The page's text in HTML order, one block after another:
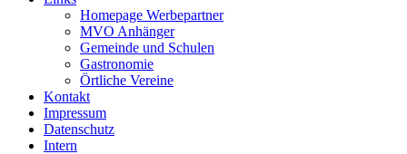
Homepage Werbepartner
MVO Anhänger
Gemeinde und Schulen
Gastronomie
Örtliche Vereine
Kontakt
Impressum
Datenschutz
Intern